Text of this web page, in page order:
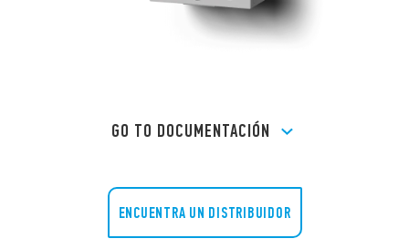
GO TO DOCUMENTACIÓN
ENCUENTRA UN DISTRIBUIDOR